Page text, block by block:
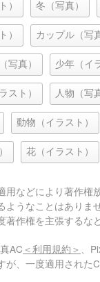
） 冬（写真）
） カップル（写
写真） 少年（イ
スト） 人物（写
動物（イラスト）
花（イラスト）
用などにより著作権
ようなことはあり
作権を主張するな
AC ＜利用規約＞ 、
、一度適用された